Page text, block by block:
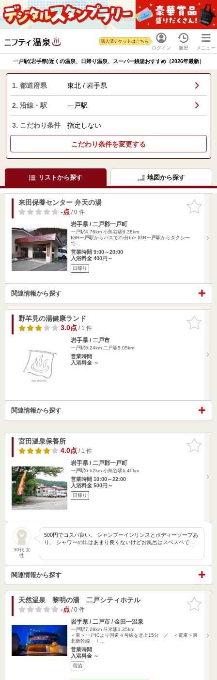
ログイン
購入済チケットはこちら
履歴 メニュー
一戸駅(岩手県)近くの温泉、日帰り温泉、スーパー銭湯おすすめ（2026年最新）
1. 都道府県 東北 / 岩手県
2. 沿線・駅 一戸駅
3. こだわり条件 指定しない
こだわり条件を変更する
リストから探す 地図から探す
お気に入
りに追加
来田保養センター 弁天の湯
-点/ 0 件
岩手県 / 二戸郡一戸町
一戸駅4.76km 小鳥谷駅6.38km
IGR一戸駅からバスで25分br> IGR一戸駅からタクシー
で…
営業時間 9:00～20:00
入浴料金 400円～
日帰り
関連情報から探す
お気に入
りに追加
野羊見の湯健康ランド
3.0点/ 1 件
岩手県 / 二戸市
一戸駅6.24km 二戸駅5.05km
営業時間
入浴料金 ～
関連情報から探す
お気に入
りに追加
宮田温泉保養所
4.0点/ 1 件
岩手県 / 二戸郡一戸町
一戸駅6.62km 小鳥谷駅6.40km
営業時間 10:00～22:00
入浴料金 500円～
日帰り
30代 女
性
500円でコスパ良い。 シャンプーインリンスとボディーソープあ
り。 シャワーの出はあまり良くないけどお風呂はスベスベで…
関連情報から探す
お気に入
りに追加
天然温泉 黎明の湯 二戸シティホテル
-点/ 0 件
岩手県 / 二戸市 / 金田一温泉
一戸駅7.28km 斗米駅1.35km
＜車＞一戸ICより国道４号線を北上15分 ／ ＜電車＞東
北新幹線・Ｉ…
営業時間
入浴料金 ～
宿泊